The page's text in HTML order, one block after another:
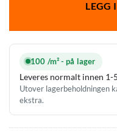
LEGG
100 /m² - på lager
Leveres normalt innen 1-
Utover lagerbeholdningen
ekstra.